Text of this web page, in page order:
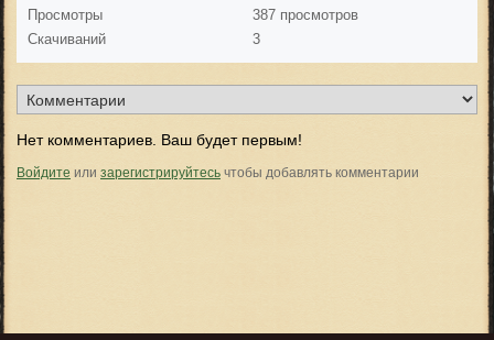
Просмотры
387 просмотров
Скачиваний
3
Нет комментариев. Ваш будет первым!
Войдите или зарегистрируйтесь чтобы добавлять комментарии